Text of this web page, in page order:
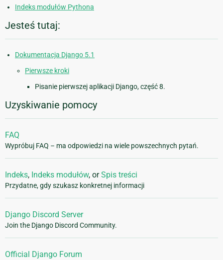
Indeks modułów Pythona
Jesteś tutaj:
Dokumentacja Django 5.1
Pierwsze kroki
Pisanie pierwszej aplikacji Django, część 8.
Uzyskiwanie pomocy
FAQ
Wypróbuj FAQ – ma odpowiedzi na wiele powszechnych pytań.
Indeks, Indeks modułów, orSpis treści
Przydatne, gdy szukasz konkretnej informacji
Django Discord Server
Join the Django Discord Community.
Official Django Forum